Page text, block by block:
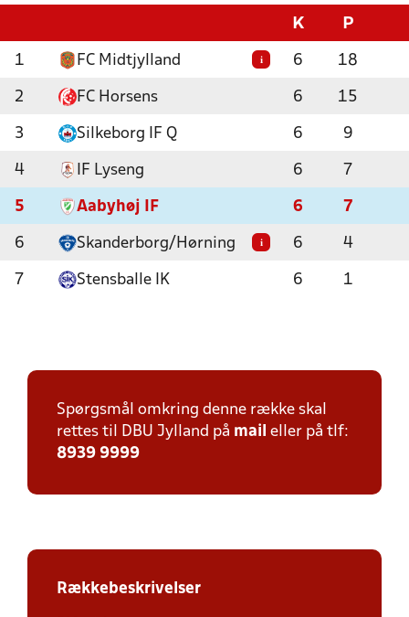
K P
1 FC Midtjylland i 6 18
2 FC Horsens 6 15
3 Silkeborg IF Q 6 9
4 IF Lyseng 6 7
5 Aabyhøj IF 6 7
6 Skanderborg/Hørning i 6 4
7 Stensballe IK 6 1
Spørgsmål omkring denne række skal
rettes til DBU Jylland på mail eller på tlf:
8939 9999
Rækkebeskrivelser